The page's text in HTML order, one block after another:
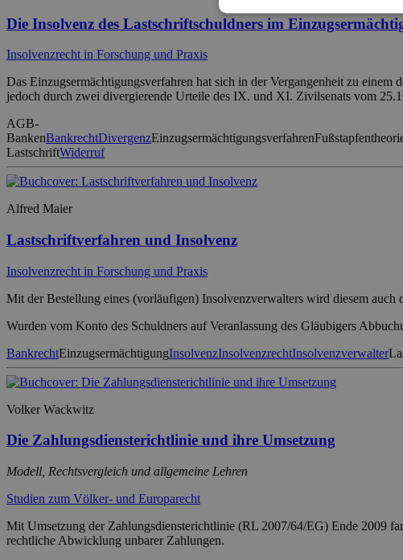
Die Insolvenz des Lastschriftschuldners im
Insolvenzrecht in Forschung und Praxis
Das Einzugsermächtigungsverfahren hat sich in der Vergangenheit zu
jedoch durch zwei divergierende Urteile des IX. und XI. Zivilsenats vom
AGB-
BankenBankrechtDivergenzEinzugsermächtigungsverfahren
LastschriftWiderruf
Alfred Maier
Lastschriftverfahren und Insolvenz
Insolvenzrecht in Forschung und Praxis
Mit der Bestellung eines (vorläufigen) Insolvenzverwalters wird diesem auch
Wurden vom Konto des Schuldners auf Veranlassung des Gläubigers
BankrechtEinzugsermächtigungInsolvenzInsolvenzrechtInsolvenzverwalter
Volker Wackwitz
Die Zahlungsdiensterichtlinie und ihre Umsetzung
Modell, Rechtsvergleich und allgemeine Lehren
Studien zum Völker- und Europarecht
Mit Umsetzung der Zahlungsdiensterichtlinie (RL 2007/64/EG) Ende 2009
rechtliche Abwicklung unbarer Zahlungen.